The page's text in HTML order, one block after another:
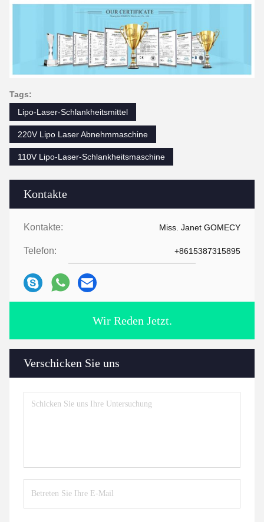
Kontakte
Kontakte: Miss. Janet GOMECY
Telefon: +8615387315895
Wir Reden Jetzt.
Verschicken Sie uns
Tags:
Lipo-Laser-Schlankheitsmittel
220V Lipo Laser Abnehmmaschine
110V Lipo-Laser-Schlankheitsmaschine